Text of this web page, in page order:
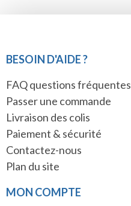
BESOIN D'AIDE ?
FAQ questions fréquentes
Passer une commande
Livraison des colis
Paiement & sécurité
Contactez-nous
Plan du site
MON COMPTE